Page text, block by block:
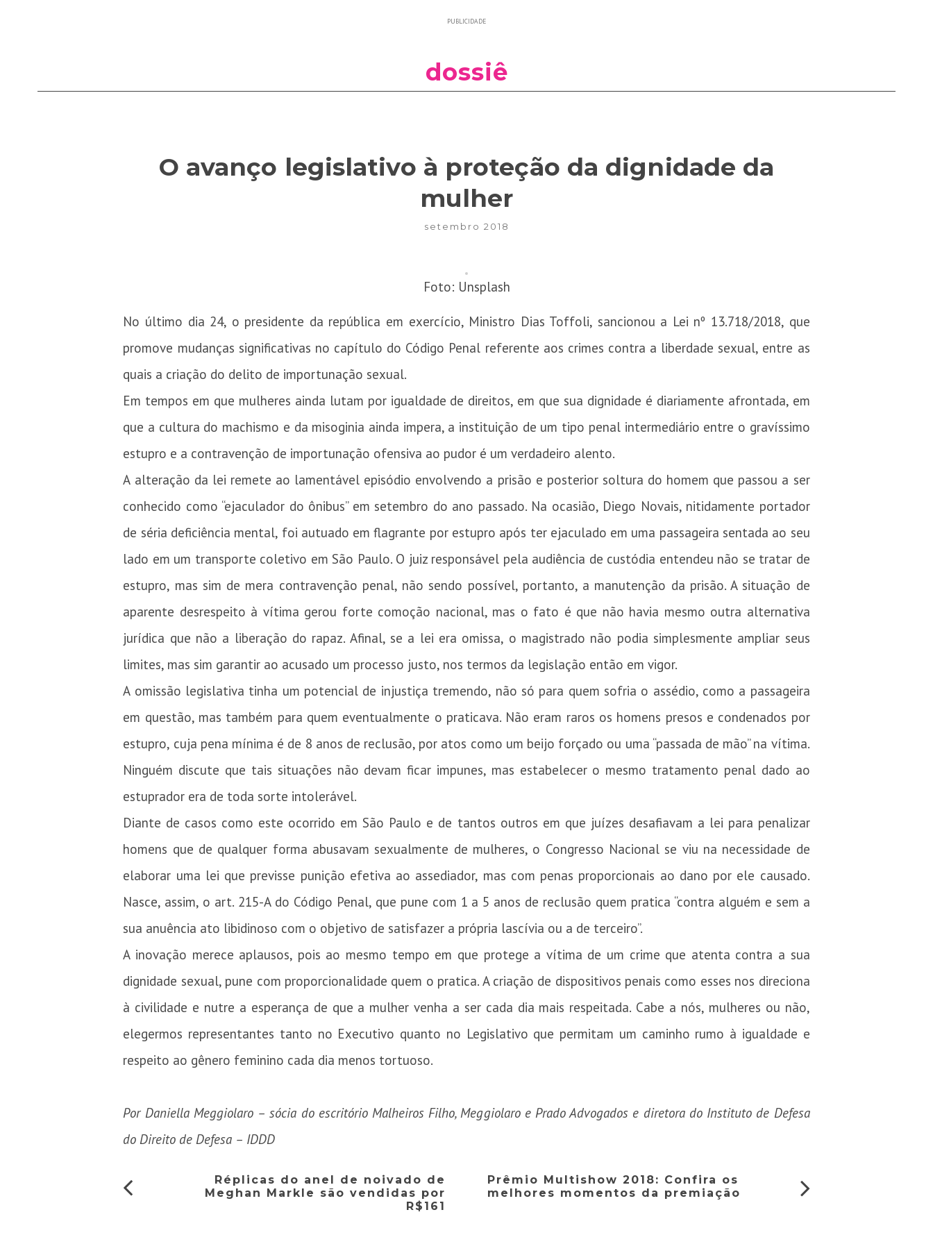
PUBLICIDADE
dossiê
O avanço legislativo à proteção da dignidade da
mulher
setembro 2018
Foto: Unsplash
No último dia 24, o presidente da república em exercício, Ministro Dias Toffoli, sancionou a Lei nº 13.718/2018, que
promove mudanças significativas no capítulo do Código Penal referente aos crimes contra a liberdade sexual, entre as
quais a criação do delito de importunação sexual.
Em tempos em que mulheres ainda lutam por igualdade de direitos, em que sua dignidade é diariamente afrontada, em
que a cultura do machismo e da misoginia ainda impera, a instituição de um tipo penal intermediário entre o gravíssimo
estupro e a contravenção de importunação ofensiva ao pudor é um verdadeiro alento.
A alteração da lei remete ao lamentável episódio envolvendo a prisão e posterior soltura do homem que passou a ser
conhecido como “ejaculador do ônibus” em setembro do ano passado. Na ocasião, Diego Novais, nitidamente portador
de séria deficiência mental, foi autuado em flagrante por estupro após ter ejaculado em uma passageira sentada ao seu
lado em um transporte coletivo em São Paulo. O juiz responsável pela audiência de custódia entendeu não se tratar de
estupro, mas sim de mera contravenção penal, não sendo possível, portanto, a manutenção da prisão. A situação de
aparente desrespeito à vítima gerou forte comoção nacional, mas o fato é que não havia mesmo outra alternativa
jurídica que não a liberação do rapaz. Afinal, se a lei era omissa, o magistrado não podia simplesmente ampliar seus
limites, mas sim garantir ao acusado um processo justo, nos termos da legislação então em vigor.
A omissão legislativa tinha um potencial de injustiça tremendo, não só para quem sofria o assédio, como a passageira
em questão, mas também para quem eventualmente o praticava. Não eram raros os homens presos e condenados por
estupro, cuja pena mínima é de 8 anos de reclusão, por atos como um beijo forçado ou uma “passada de mão” na vítima.
Ninguém discute que tais situações não devam ficar impunes, mas estabelecer o mesmo tratamento penal dado ao
estuprador era de toda sorte intolerável.
Diante de casos como este ocorrido em São Paulo e de tantos outros em que juízes desafiavam a lei para penalizar
homens que de qualquer forma abusavam sexualmente de mulheres, o Congresso Nacional se viu na necessidade de
elaborar uma lei que previsse punição efetiva ao assediador, mas com penas proporcionais ao dano por ele causado.
Nasce, assim, o art. 215-A do Código Penal, que pune com 1 a 5 anos de reclusão quem pratica “contra alguém e sem a
sua anuência ato libidinoso com o objetivo de satisfazer a própria lascívia ou a de terceiro”.
A inovação merece aplausos, pois ao mesmo tempo em que protege a vítima de um crime que atenta contra a sua
dignidade sexual, pune com proporcionalidade quem o pratica. A criação de dispositivos penais como esses nos direciona
à civilidade e nutre a esperança de que a mulher venha a ser cada dia mais respeitada. Cabe a nós, mulheres ou não,
elegermos representantes tanto no Executivo quanto no Legislativo que permitam um caminho rumo à igualdade e
respeito ao gênero feminino cada dia menos tortuoso.
Por Daniella Meggiolaro – sócia do escritório Malheiros Filho, Meggiolaro e Prado Advogados e diretora do Instituto de Defesa
do Direito de Defesa – IDDD
Réplicas do anel de noivado de
Meghan Markle são vendidas por
R$161
Prêmio Multishow 2018: Confira os
melhores momentos da premiação